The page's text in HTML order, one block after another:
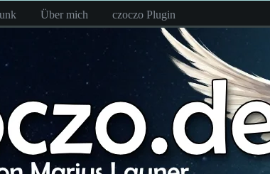
Über mich czoczo Plugin